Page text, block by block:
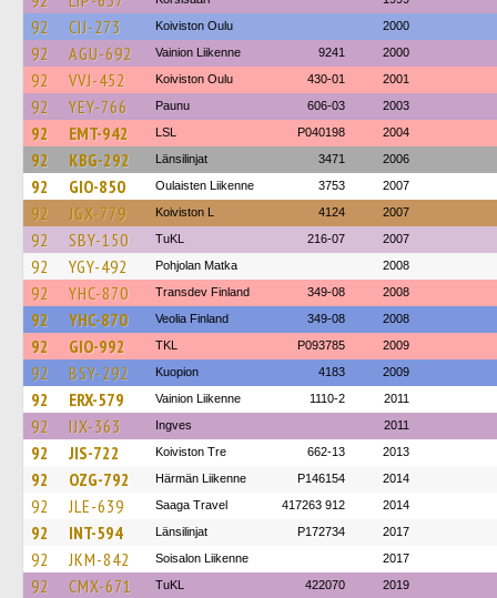
92 CIJ-273 Koiviston Oulu 2000
92 AGU-692 Vainion Liikenne 9241 2000
92 VVJ-452 Koiviston Oulu 430-01 2001
92 YEY-766 Paunu 606-03 2003
92 EMT-942 LSL P040198 2004
92 KBG-292 Länsilinjat 3471 2006
92 GIO-850 Oulaisten Liikenne 3753 2007
92 JGX-779 Koiviston L 4124 2007
92 SBY-150 TuKL 216-07 2007
92 YGY-492 Pohjolan Matka 2008
92 YHC-870 Transdev Finland 349-08 2008
92 YHC-870 Veolia Finland 349-08 2008
92 GIO-992 TKL P093785 2009
92 BSY-292 Kuopion 4183 2009
92 ERX-579 Vainion Liikenne 1110-2 2011
92 IJX-363 Ingves 2011
92 JIS-722 Koiviston Tre 662-13 2013
92 OZG-792 Härmän Liikenne P146154 2014
92 JLE-639 Saaga Travel 417263 912 2014
92 INT-594 Länsilinjat P172734 2017
92 JKM-842 Soisalon Liikenne 2017
92 CMX-671 TuKL 422070 2019